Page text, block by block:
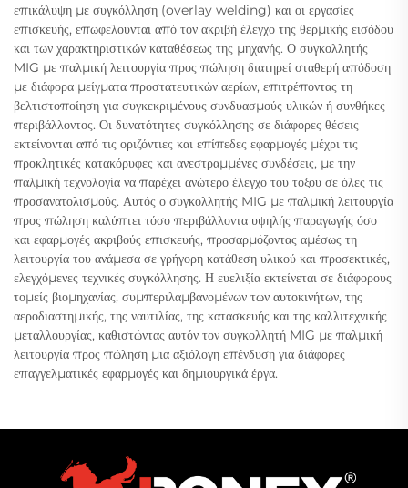
επικάλυψη με συγκόλληση (overlay welding) και οι εργασίες
επισκευής, επωφελούνται από τον ακριβή έλεγχο της θερμικής εισόδου
και των χαρακτηριστικών καταθέσεως της μηχανής. Ο συγκολλητής
MIG με παλμική λειτουργία προς πώληση διατηρεί σταθερή απόδοση
με διάφορα μείγματα προστατευτικών αερίων, επιτρέποντας τη
βελτιστοποίηση για συγκεκριμένους συνδυασμούς υλικών ή συνθήκες
περιβάλλοντος. Οι δυνατότητες συγκόλλησης σε διάφορες θέσεις
εκτείνονται από τις οριζόντιες και επίπεδες εφαρμογές μέχρι τις
προκλητικές κατακόρυφες και ανεστραμμένες συνδέσεις, με την
παλμική τεχνολογία να παρέχει ανώτερο έλεγχο του τόξου σε όλες τις
προσανατολισμούς. Αυτός ο συγκολλητής MIG με παλμική λειτουργία
προς πώληση καλύπτει τόσο περιβάλλοντα υψηλής παραγωγής όσο
και εφαρμογές ακριβούς επισκευής, προσαρμόζοντας αμέσως τη
λειτουργία του ανάμεσα σε γρήγορη κατάθεση υλικού και προσεκτικές,
ελεγχόμενες τεχνικές συγκόλλησης. Η ευελιξία εκτείνεται σε διάφορους
τομείς βιομηχανίας, συμπεριλαμβανομένων των αυτοκινήτων, της
αεροδιαστημικής, της ναυτιλίας, της κατασκευής και της καλλιτεχνικής
μεταλλουργίας, καθιστώντας αυτόν τον συγκολλητή MIG με παλμική
λειτουργία προς πώληση μια αξιόλογη επένδυση για διάφορες
επαγγελματικές εφαρμογές και δημιουργικά έργα.